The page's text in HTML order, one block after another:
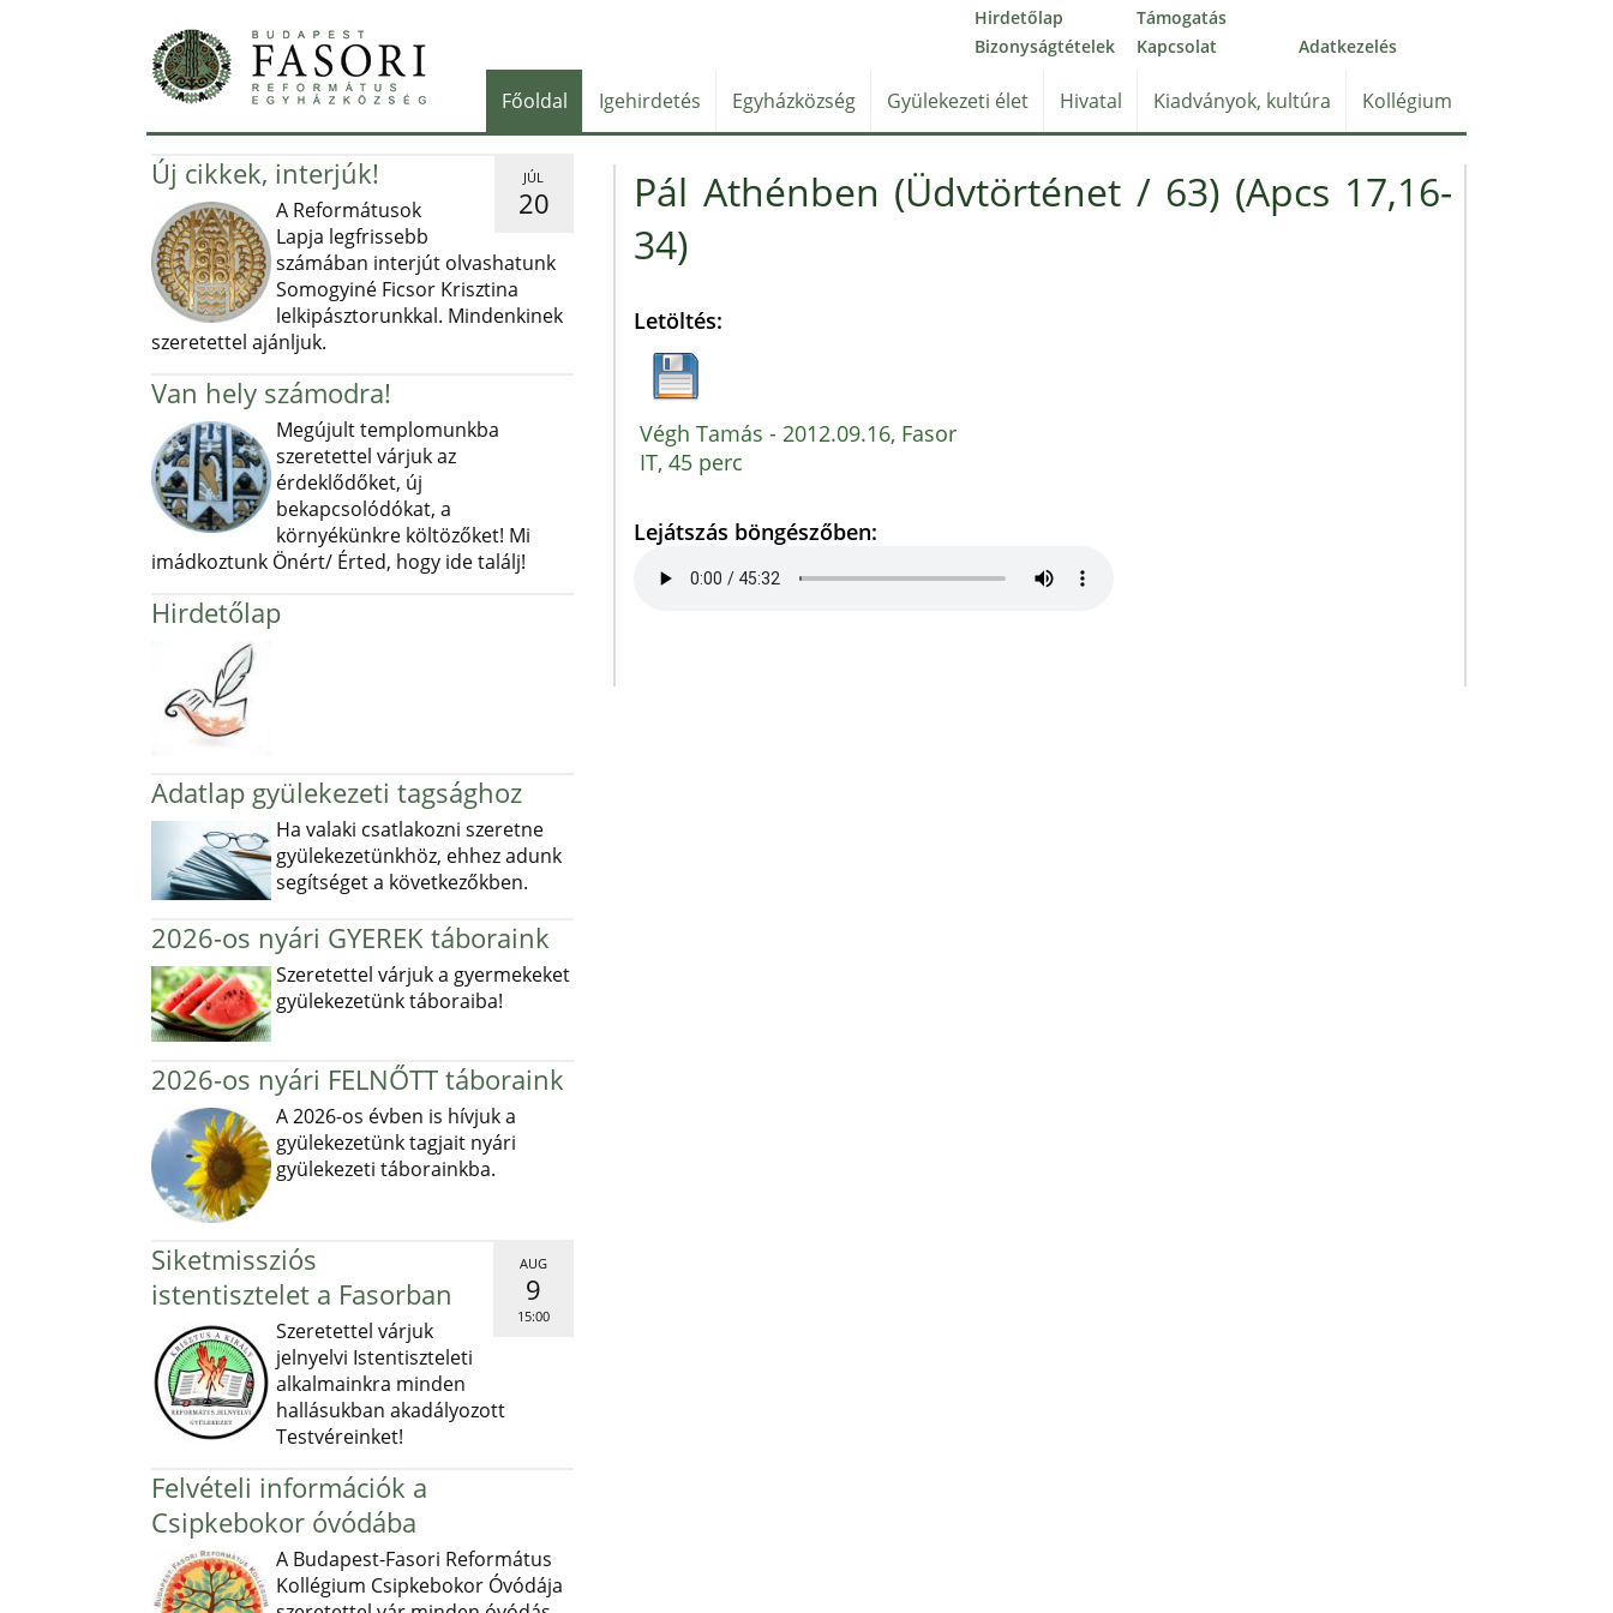
Hirdetőlap
Támogatás
Bizonyságtételek
Kapcsolat Adatkezelés
Főoldal Igehirdetés Egyházközség Gyülekezeti élet Hivatal Kiadványok, kultúra Kollégium
JÚL
20
Új cikkek, interjúk!
A Reformátusok
Lapja legfrissebb
számában interjút olvashatunk
Somogyiné Ficsor Krisztina
lelkipásztorunkkal. Mindenkinek
szeretettel ajánljuk.
Van hely számodra!
Megújult templomunkba
szeretettel várjuk az
érdeklődőket, új
bekapcsolódókat, a
környékünkre költözőket! Mi
imádkoztunk Önért/ Érted, hogy ide találj!
Hirdetőlap
Adatlap gyülekezeti tagsághoz
Ha valaki csatlakozni szeretne
gyülekezetünkhöz, ehhez adunk
segítséget a következőkben.
2026-os nyári GYEREK táboraink
Szeretettel várjuk a gyermekeket
gyülekezetünk táboraiba!
2026-os nyári FELNŐTT táboraink
A 2026-os évben is hívjuk a
gyülekezetünk tagjait nyári
gyülekezeti táborainkba.
AUG
9
15:00
Siketmissziós
istentisztelet a Fasorban
Szeretettel várjuk
jelnyelvi Istentiszteleti
alkalmainkra minden
hallásukban akadályozott
Testvéreinket!
Felvételi információk a
Csipkebokor óvódába
A Budapest-Fasori Református
Kollégium Csipkebokor Óvódája
Pál Athénben (Üdvtörténet / 63) (Apcs 17,16-
34)
Letöltés:
Végh Tamás - 2012.09.16, Fasor
IT, 45 perc
Lejátszás böngészőben: